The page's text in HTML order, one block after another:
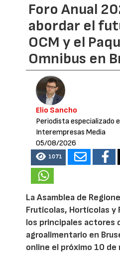
Foro Anual
abordar el
OCM y el
Omnibus en
Elio Sancho
Periodista especializado
Interempresas Media
05/08/2026
1071
La Asamblea de
Frutícolas, Hortícolas y
los principales actores
agroalimentario en
online el próximo 10 de